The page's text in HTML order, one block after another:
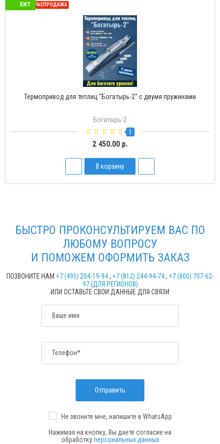
ХИТ
СЕЗОННАЯ РАСПРОДАЖА
Термопривод для теплиц "Богатырь-2" с двумя пружинами
Богатырь-2
1
2 450.00 р.
В корзину
БЫСТРО ПРОКОНСУЛЬТИРУЕМ ВАС ПО
ЛЮБОМУ ВОПРОСУ
И ПОМОЖЕМ ОФОРМИТЬ ЗАКАЗ
ПОЗВОНИТЕ НАМ +7 (495) 204-19-94, +7 (812) 244-94-74, +7 (800) 707-62-
97 (ДЛЯ РЕГИОНОВ)
ИЛИ ОСТАВЬТЕ СВОИ ДАННЫЕ ДЛЯ СВЯЗИ
Ваше имя
Телефон*
Отправить
Не звоните мне, напишите в WhatsApp
Нажимая на кнопку, Вы даете согласие на
обработкуперсональных данных